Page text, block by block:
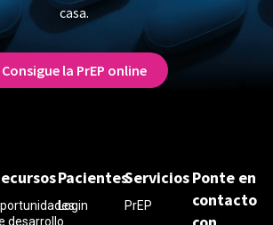
casa.
Consigue la PrEP online
desarrollo
Pacientes
Login
Servicios
PrEP
Ponte en
contacto